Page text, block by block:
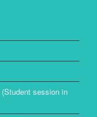
session in